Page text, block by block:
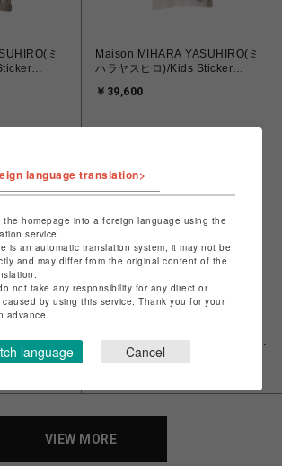
ミ
Maison MIHARA YASUHIRO(ミ
ハラヤスヒロ)/Kids Sticker
￥39,600
ミ
ハラヤスヒロ)/Inside-Out Glitter
Knit Tank-top/BLUE
￥31,900
VIEW MORE
language translation>
the homepage into a foreign language using the
service.
is an automatic translation system, it may not be
and may differ from the original content of the
not take any responsibility for any direct or
by using this service. Thank you for your
advance.
language Cancel